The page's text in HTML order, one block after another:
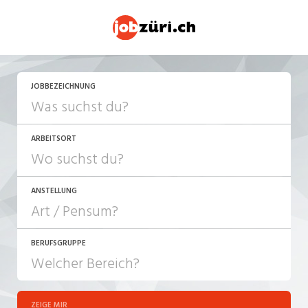
JOBBEZEICHNUNG
ARBEITSORT
ANSTELLUNG
JOB-TYP
Festanstellung
BERUFSGRUPPE
ZEIGE MIR